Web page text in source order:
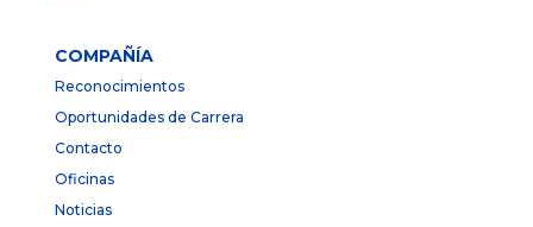
COMPAÑÍA
Reconocimientos
Oportunidades de Carrera
Contacto
Oficinas
Noticias